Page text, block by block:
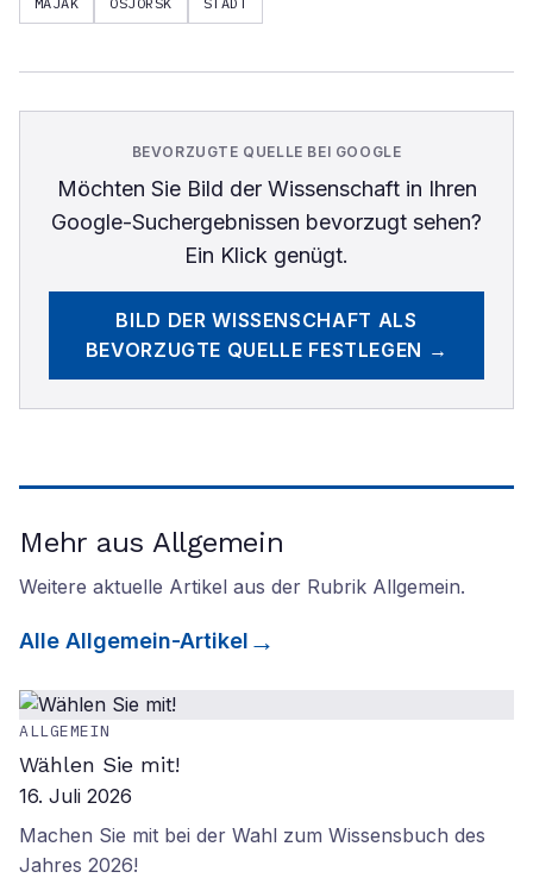
BEVORZUGTE QUELLE BEI GOOGLE
Möchten Sie Bild der Wissenschaftin Ihren
Google-Suchergebnissen bevorzugt sehen?
Ein Klick genügt.
BILD DER WISSENSCHAFT ALS
BEVORZUGTE QUELLE FESTLEGEN →
Mehr aus Allgemein
Weitere aktuelle Artikel aus der Rubrik Allgemein.
Alle Allgemein-Artikel
ALLGEMEIN
Wählen Sie mit!
16. Juli 2026
Machen Sie mit bei der Wahl zum Wissensbuch des
Jahres 2026!